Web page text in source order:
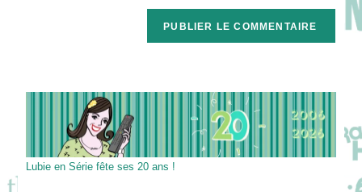
Lubie en Série fête ses 20 ans !